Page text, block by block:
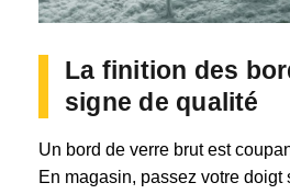
La finition des
signe de qualité
Un bord de verre brut est
En magasin, passez votre doigt